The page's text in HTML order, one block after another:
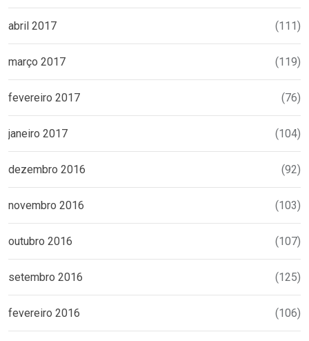
abril 2017 (111)
março 2017 (119)
fevereiro 2017 (76)
janeiro 2017 (104)
dezembro 2016 (92)
novembro 2016 (103)
outubro 2016 (107)
setembro 2016 (125)
fevereiro 2016 (106)